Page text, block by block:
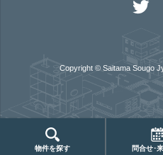
Copyright © Saitama Sougo
物件を探す 問合せ･